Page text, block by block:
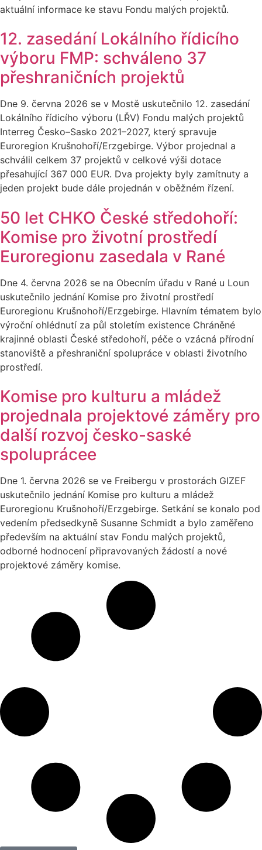
aktuální informace ke stavu Fondu malých projektů.
12. zasedání Lokálního řídicího
výboru FMP: schváleno 37
přeshraničních projektů
Dne 9. června 2026 se v Mostě uskutečnilo 12. zasedání
Lokálního řídicího výboru (LŘV) Fondu malých projektů
Interreg Česko–Sasko 2021–2027, který spravuje
Euroregion Krušnohoří/Erzgebirge. Výbor projednal a
schválil celkem 37 projektů v celkové výši dotace
přesahující 367 000 EUR. Dva projekty byly zamítnuty a
jeden projekt bude dále projednán v oběžném řízení.
50 let CHKO České středohoří:
Komise pro životní prostředí
Euroregionu zasedala v Rané
Dne 4. června 2026 se na Obecním úřadu v Rané u Loun
uskutečnilo jednání Komise pro životní prostředí
Euroregionu Krušnohoří/Erzgebirge. Hlavním tématem bylo
výroční ohlédnutí za půl stoletím existence Chráněné
krajinné oblasti České středohoří, péče o vzácná přírodní
stanoviště a přeshraniční spolupráce v oblasti životního
prostředí.
Komise pro kulturu a mládež
projednala projektové záměry pro
další rozvoj česko-saské
spoluprácee
Dne 1. června 2026 se ve Freibergu v prostorách GIZEF
uskutečnilo jednání Komise pro kulturu a mládež
Euroregionu Krušnohoří/Erzgebirge. Setkání se konalo pod
vedením předsedkyně Susanne Schmidt a bylo zaměřeno
především na aktuální stav Fondu malých projektů,
odborné hodnocení připravovaných žádostí a nové
projektové záměry komise.